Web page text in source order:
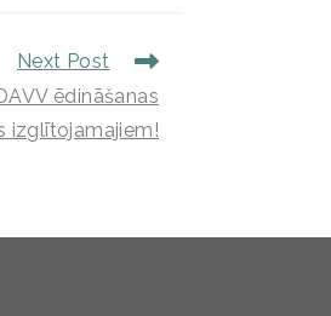
Next Post
ēdināšanas
izglītojamajiem!